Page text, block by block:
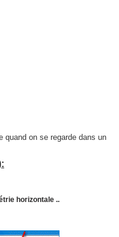
quand on se regarde dans un
horizontale ..